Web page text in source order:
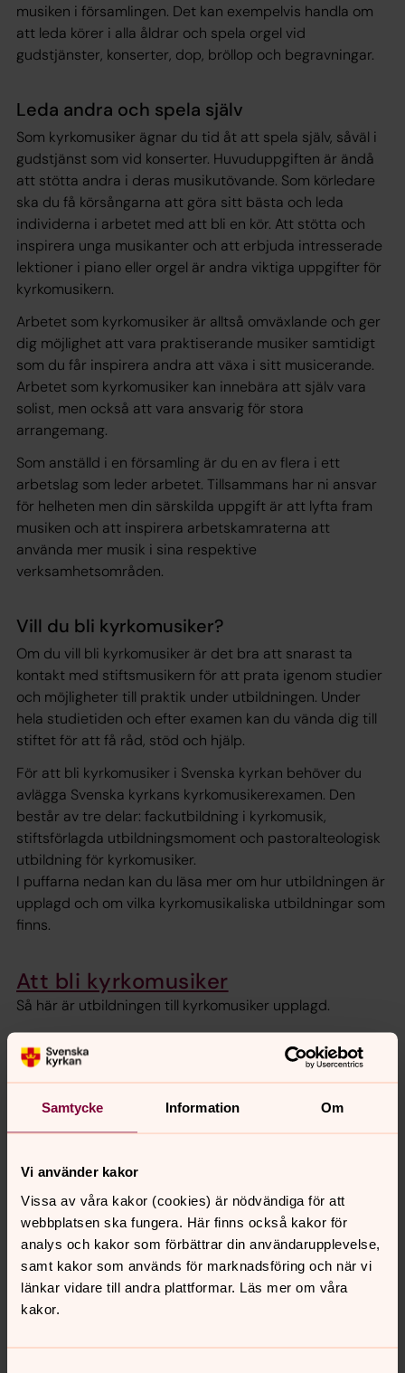
Samtycke Information Om
Vi använder kakor
Vissa av våra kakor (cookies) är nödvändiga för att
webbplatsen ska fungera. Här finns också kakor för
analys och kakor som förbättrar din användarupplevelse,
samt kakor som används för marknadsföring och när vi
länkar vidare till andra plattformar. Läs mer om våra
kakor.
musiken i församlingen. Det kan exempelvis handla om
att leda körer i alla åldrar och spela orgel vid
gudstjänster, konserter, dop, bröllop och begravningar.
Leda andra och spela själv
Som kyrkomusiker ägnar du tid åt att spela själv, såväl i
gudstjänst som vid konserter. Huvuduppgiften är ändå
att stötta andra i deras musikutövande. Som körledare
ska du få körsångarna att göra sitt bästa och leda
individerna i arbetet med att bli en kör. Att stötta och
inspirera unga musikanter och att erbjuda intresserade
lektioner i piano eller orgel är andra viktiga uppgifter för
kyrkomusikern.
Arbetet som kyrkomusiker är alltså omväxlande och ger
dig möjlighet att vara praktiserande musiker samtidigt
som du får inspirera andra att växa i sitt musicerande.
Arbetet som kyrkomusiker kan innebära att själv vara
solist, men också att vara ansvarig för stora
arrangemang.
Som anställd i en församling är du en av flera i ett
arbetslag som leder arbetet. Tillsammans har ni ansvar
för helheten men din särskilda uppgift är att lyfta fram
musiken och att inspirera arbetskamraterna att
använda mer musik i sina respektive
verksamhetsområden.
Vill du bli kyrkomusiker?
Om du vill bli kyrkomusiker är det bra att snarast ta
kontakt med stiftsmusikern för att prata igenom studier
och möjligheter till praktik under utbildningen. Under
hela studietiden och efter examen kan du vända dig till
stiftet för att få råd, stöd och hjälp.
För att bli kyrkomusiker i Svenska kyrkan behöver du
avlägga Svenska kyrkans kyrkomusikerexamen. Den
består av tre delar: fackutbildning i kyrkomusik,
stiftsförlagda utbildningsmoment och pastoralteologisk
utbildning för kyrkomusiker.
I puffarna nedan kan du läsa mer om hur utbildningen är
upplagd och om vilka kyrkomusikaliska utbildningar som
finns.
Att bli kyrkomusiker
Så här är utbildningen till kyrkomusiker upplagd.
Här finns utbildningarna
Vill du bli kyrkomusiker? Här finns några tips om
utbildningar.